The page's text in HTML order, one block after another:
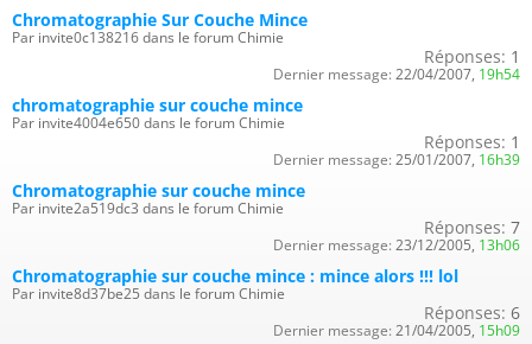
Chromatographie Sur Couche Mince
Par invite0c138216 dans le forum Chimie
Réponses: 1
Dernier message: 22/04/2007, 19h54
chromatographie sur couche mince
Par invite4004e650 dans le forum Chimie
Réponses: 1
Dernier message: 25/01/2007, 16h39
Chromatographie sur couche mince
Par invite2a519dc3 dans le forum Chimie
Réponses: 7
Dernier message: 23/12/2005, 13h06
Chromatographie sur couche mince : mince alors !!! lol
Par invite8d37be25 dans le forum Chimie
Réponses: 6
Dernier message: 21/04/2005, 15h09